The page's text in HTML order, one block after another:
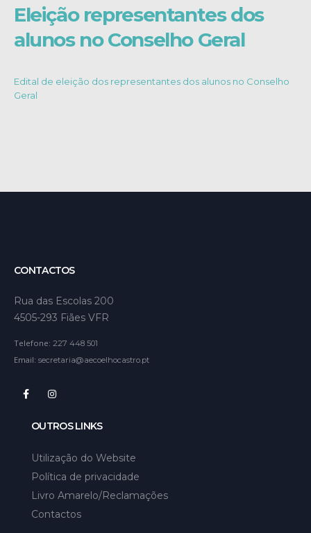
Eleição representantes dos
alunos no Conselho Geral
Edital de eleição dos representantes dos alunos no Conselho
Geral
CONTACTOS
Rua das Escolas 200
4505-293 Fiães VFR
Telefone: 227 448 501
Email: secretaria@aecoelhocastro.pt
OUTROS LINKS
Utilização do Website
Política de privacidade
Livro Amarelo/Reclamações
Contactos